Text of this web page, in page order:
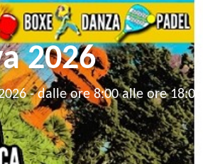
2026
- dalle ore 8:00 alle ore 18:00